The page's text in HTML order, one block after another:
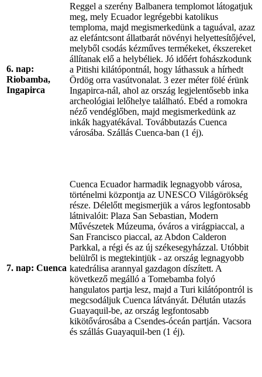
6. nap:
Riobamba,
Ingapirca
Reggel a szerény Balbanera templomot látogatjuk
meg, mely Ecuador legrégebbi katolikus
temploma, majd megismerkedünk a taguával, azaz
az elefántcsont állatbarát növényi helyettesítőjével,
melyből csodás kézműves termékeket, ékszereket
állítanak elő a helybéliek. Jó időért fohászkodunk
a Pitishi kilátópontnál, hogy láthassuk a hírhedt
Ördög orra vasútvonalat. 3 ezer méter fölé érünk
Ingapirca-nál, ahol az ország legjelentősebb inka
archeológiai lelőhelye található. Ebéd a romokra
néző vendéglőben, majd megismerkedünk az
inkák hagyatékával. Továbbutazás Cuenca
városába. Szállás Cuenca-ban (1 éj).
7. nap: Cuenca
Cuenca Ecuador harmadik legnagyobb városa,
történelmi központja az UNESCO Világörökség
része. Délelőtt megismerjük a város legfontosabb
látnivalóit: Plaza San Sebastian, Modern
Művészetek Múzeuma, óváros a virágpiaccal, a
San Francisco piaccal, az Abdon Calderon
Parkkal, a régi és az új székesegyházzal. Utóbbit
belülről is megtekintjük - az ország legnagyobb
katedrálisa arannyal gazdagon díszített. A
következő megálló a Tomebamba folyó
hangulatos partja lesz, majd a Turi kilátópontról is
megcsodáljuk Cuenca látványát. Délután utazás
Guayaquil-be, az ország legfontosabb
kikötővárosába a Csendes-óceán partján. Vacsora
és szállás Guayaquil-ben (1 éj).